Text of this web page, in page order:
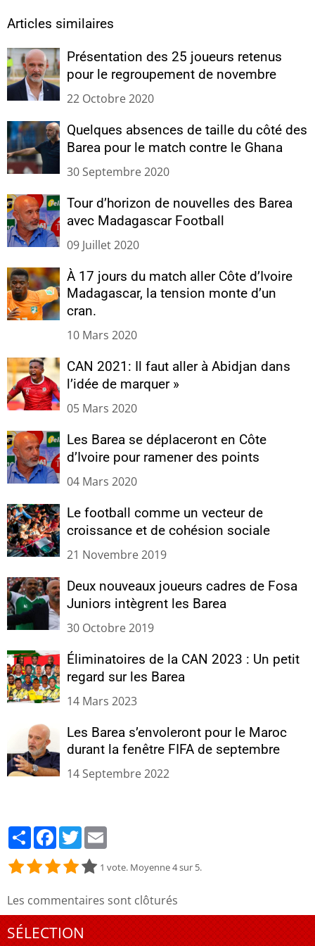
Articles similaires
Présentation des 25 joueurs retenus
pour le regroupement de novembre
22 Octobre 2020
Quelques absences de taille du côté des
Barea pour le match contre le Ghana
30 Septembre 2020
Tour d’horizon de nouvelles des Barea
avec Madagascar Football
09 Juillet 2020
À 17 jours du match aller Côte d’Ivoire
Madagascar, la tension monte d’un
cran.
10 Mars 2020
CAN 2021: Il faut aller à Abidjan dans
l’idée de marquer »
05 Mars 2020
Les Barea se déplaceront en Côte
d’Ivoire pour ramener des points
04 Mars 2020
Le football comme un vecteur de
croissance et de cohésion sociale
21 Novembre 2019
Deux nouveaux joueurs cadres de Fosa
Juniors intègrent les Barea
30 Octobre 2019
Éliminatoires de la CAN 2023 : Un petit
regard sur les Barea
14 Mars 2023
Les Barea s’envoleront pour le Maroc
durant la fenêtre FIFA de septembre
14 Septembre 2022
PartagerFacebook
Twitter
1 vote. Moyenne4sur 5.
Les commentaires sont clôturés
SÉLECTION